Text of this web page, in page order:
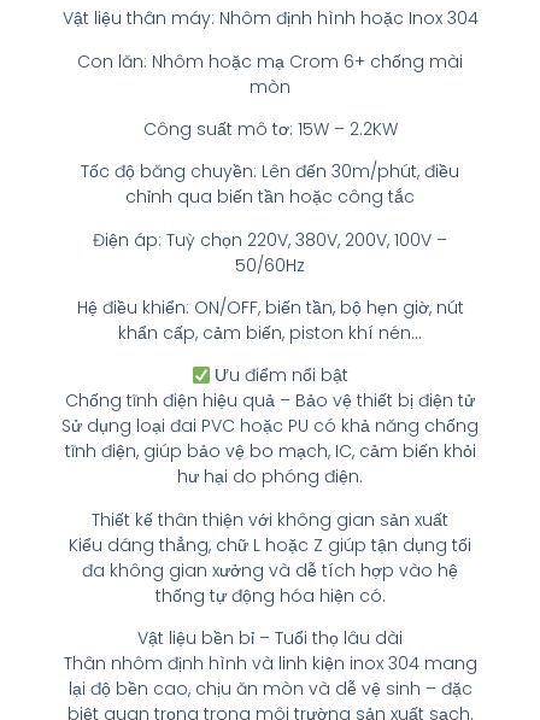
Vật liệu thân máy: Nhôm định hình hoặc Inox 304
Con lăn: Nhôm hoặc mạ Crom 6+ chống mài
mòn
Công suất mô tơ: 15W – 2.2KW
Tốc độ băng chuyền: Lên đến 30m/phút, điều
chỉnh qua biến tần hoặc công tắc
Điện áp: Tuỳ chọn 220V, 380V, 200V, 100V –
50/60Hz
Hệ điều khiển: ON/OFF, biến tần, bộ hẹn giờ, nút
khẩn cấp, cảm biến, piston khí nén…
Ưu điểm nổi bật
Chống tĩnh điện hiệu quả – Bảo vệ thiết bị điện tử
Sử dụng loại đai PVC hoặc PU có khả năng chống
tĩnh điện, giúp bảo vệ bo mạch, IC, cảm biến khỏi
hư hại do phóng điện.
Thiết kế thân thiện với không gian sản xuất
Kiểu dáng thẳng, chữ L hoặc Z giúp tận dụng tối
đa không gian xưởng và dễ tích hợp vào hệ
thống tự động hóa hiện có.
Vật liệu bền bỉ – Tuổi thọ lâu dài
Thân nhôm định hình và linh kiện inox 304 mang
lại độ bền cao, chịu ăn mòn và dễ vệ sinh – đặc
biệt quan trọng trong môi trường sản xuất sạch.